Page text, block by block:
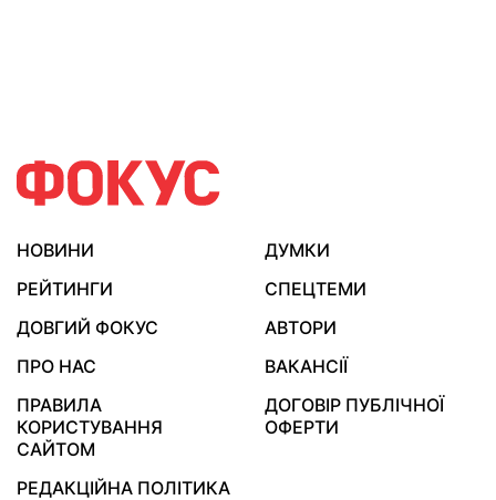
НОВИНИ
ДУМКИ
РЕЙТИНГИ
СПЕЦТЕМИ
ДОВГИЙ ФОКУС
АВТОРИ
ПРО НАС
ВАКАНСІЇ
ПРАВИЛА
КОРИСТУВАННЯ
САЙТОМ
ДОГОВІР ПУБЛІЧНОЇ
ОФЕРТИ
РЕДАКЦІЙНА ПОЛІТИКА